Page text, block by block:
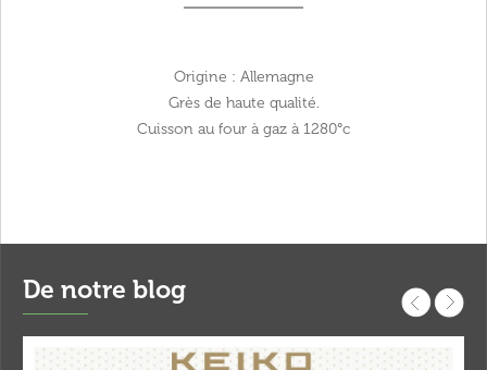
Origine : Allemagne
Grès de haute qualité.
Cuisson au four à gaz à 1280°c
De notre blog